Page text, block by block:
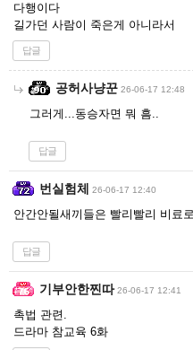
다행이다
길가던 사람이 죽은게 아니라서
답글
공허사냥꾼 26-06-17 12:48
그러게...동승자면 뭐 흠..
답글
번실험체 26-06-17 12:40
안간안될새끼들은 빨리빨리 비료
답글
기부안한찐따 26-06-17 12:41
촉법 관련.
드라마 참교육 6화